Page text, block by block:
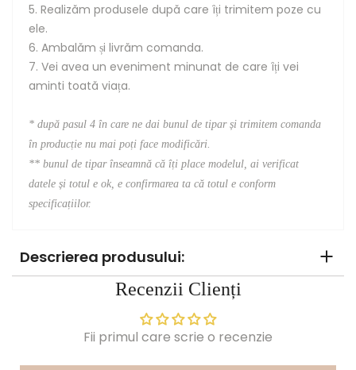
5. Realizăm produsele după care îți trimitem poze cu
ele.
6. Ambalăm și livrăm comanda.
7. Vei avea un eveniment minunat de care îți vei
aminti toată viața.
* după pasul 4 în care ne dai bunul de tipar și trimitem comanda
în producție nu mai poți face modificări.
** bunul de tipar înseamnă că îți place modelul, ai verificat
datele și totul e ok, e confirmarea ta că totul e conform
specificațiilor.
Descrierea produsului:
Recenzii Clienți
Fii primul care scrie o recenzie